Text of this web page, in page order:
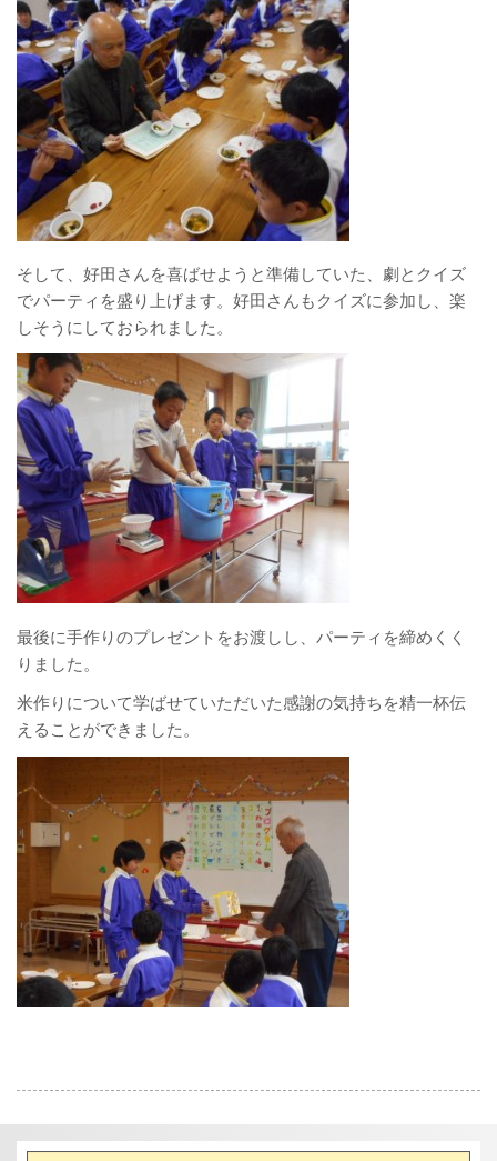
そして、好田さんを喜ばせようと準備していた、劇とクイズ
でパーティを盛り上げます。好田さんもクイズに参加し、楽
しそうにしておられました。
最後に手作りのプレゼントをお渡しし、パーティを締めくく
りました。
米作りについて学ばせていただいた感謝の気持ちを精一杯伝
えることができました。